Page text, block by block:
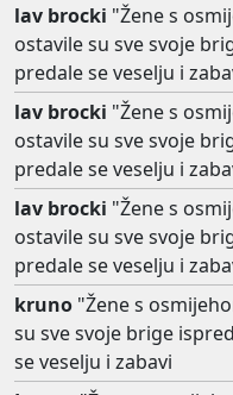
lav brocki "Žene s
ostavile su sve svoje
predale se veselju i
lav brocki "Žene s
ostavile su sve svoje
predale se veselju i
lav brocki "Žene s
ostavile su sve svoje
predale se veselju i
kruno "Žene s
su sve svoje brige
se veselju i zabavi